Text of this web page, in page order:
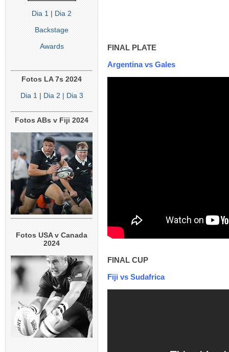
Dia 1 | Dia 2
Backstage
Awards
Fotos LA 7s 2024
Dia 1 | Dia 2 | Dia 3
Fotos ABs v Fiji 2024
Fotos USA v Canada
2024
FINAL PLATE
Argentina vs Gales
FINAL CUP
Fiji vs Sudafrica